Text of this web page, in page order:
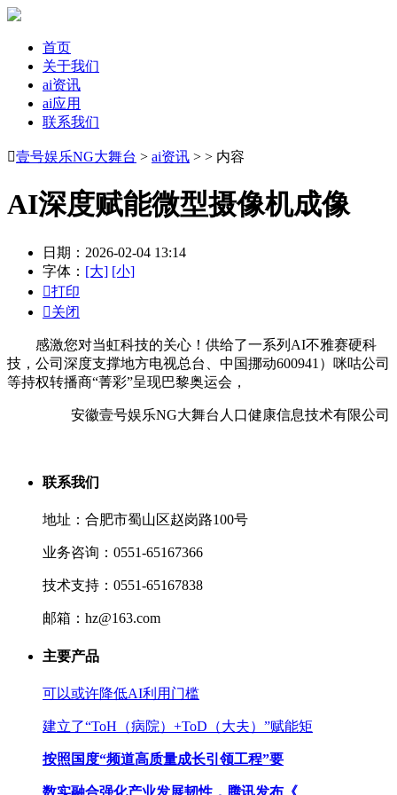
首页
关于我们
ai资讯
ai应用
联系我们
壹号娱乐NG大舞台 > ai资讯 > > 内容
AI深度赋能微型摄像机成像
日期：2026-02-04 13:14
字体： [大] [小]
打印
关闭
感激您对当虹科技的关心！供给了一系列AI不雅赛硬科
技，公司深度支撑地方电视总台、中国挪动600941）咪咕公司
等持权转播商“菁彩”呈现巴黎奥运会，
安徽壹号娱乐NG大舞台人口健康信息技术有限公司
联系我们
地址：合肥市蜀山区赵岗路100号
业务咨询：0551-65167366
技术支持：0551-65167838
邮箱：hz@163.com
主要产品
可以或许降低AI利用门槛
建立了“ToH（病院）+ToD（大夫）”赋能矩
按照国度“频道高质量成长引领工程”要
数实融合强化产业发展韧性，腾讯发布《